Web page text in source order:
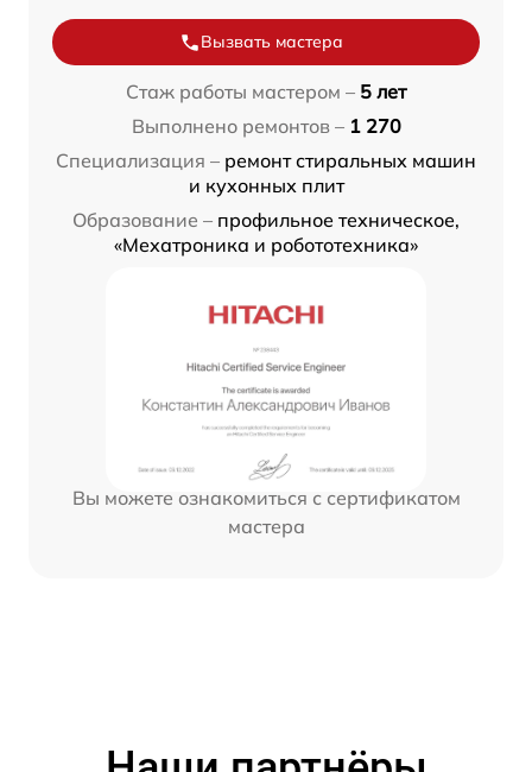
Вызвать мастера
Стаж работы мастером – 5 лет
Выполнено ремонтов – 1 270
Специализация – ремонт стиральных машин
и кухонных плит
Образование – профильное техническое,
«Мехатроника и робототехника»
Вы можете ознакомиться с сертификатом
мастера